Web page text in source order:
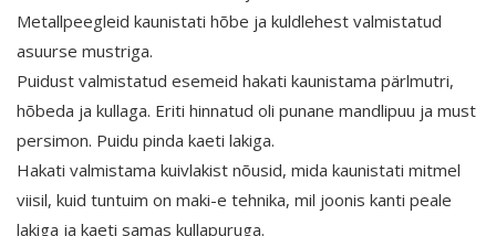
Metallpeegleid kaunistati hõbe ja kuldlehest valmistatud
asuurse mustriga.
Puidust valmistatud esemeid hakati kaunistama pärlmutri,
hõbeda ja kullaga. Eriti hinnatud oli punane mandlipuu ja must
persimon. Puidu pinda kaeti lakiga.
Hakati valmistama kuivlakist nõusid, mida kaunistati mitmel
viisil, kuid tuntuim on maki-e tehnika, mil joonis kanti peale
lakiga ja kaeti samas kullapuruga.